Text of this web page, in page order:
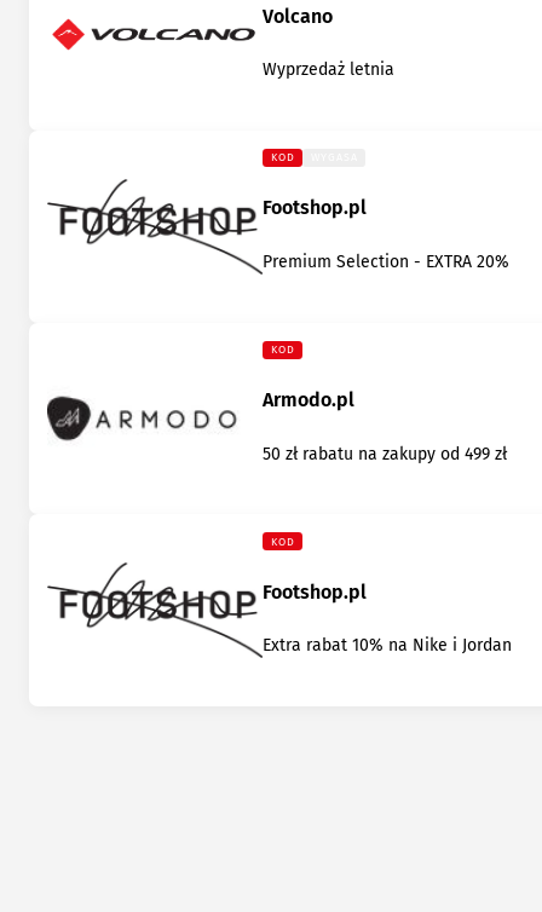
Volcano
Wyprzedaż letnia
KOD
Footshop.pl
Premium Selection - EXTRA 20%
KOD
Armodo.pl
50 zł rabatu na zakupy od 499 zł
KOD
Footshop.pl
Extra rabat 10% na Nike i Jordan